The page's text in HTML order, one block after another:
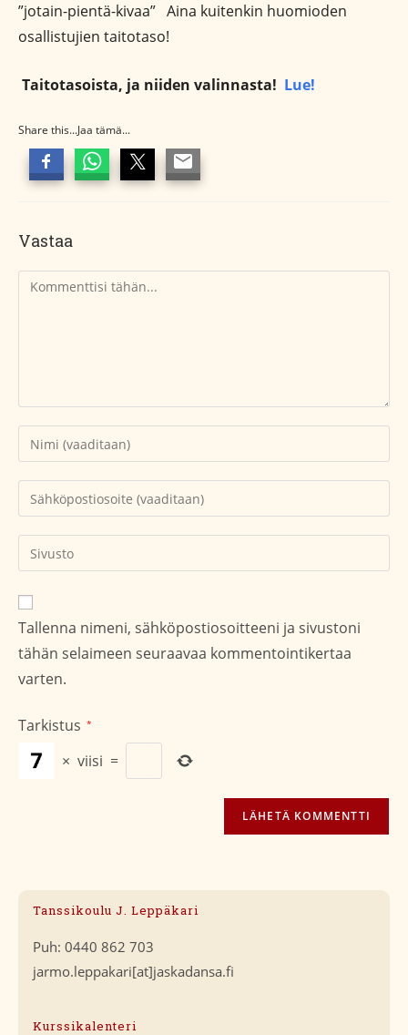
”jotain-pientä-kivaa” Aina kuitenkin huomioden
osallistujien taitotaso!
Taitotasoista, ja niiden valinnasta! Lue!
Share this...Jaa tämä...
Vastaa
Kommentti
Kirjoita
nimesi
tai
käyttäjätunnuksesi
Kirjoita
sähköpostiosoitteesi
kommentoidaksesi
Kirjoita
sivustosi
verkko-
osoite/URL
(valinnainen)
Tallenna nimeni, sähköpostiosoitteeni ja sivustoni
tähän selaimeen seuraavaa kommentointikertaa
varten.
Tarkistus *
× viisi =
Tanssikoulu J. Leppäkari
Puh: 0440 862 703
jarmo.leppakari[at]jaskadansa.fi
Kurssikalenteri